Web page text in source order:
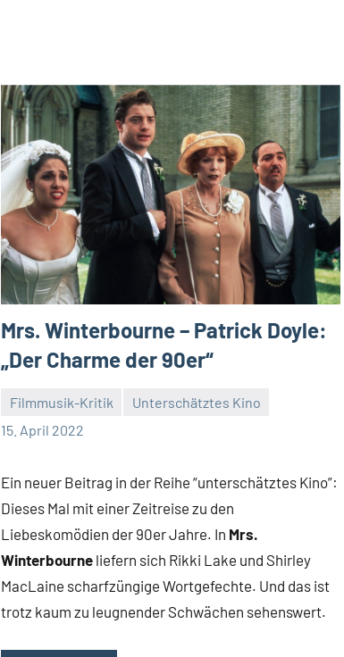
Mrs. Winterbourne – Patrick Doyle:
„Der Charme der 90er“
Filmmusik-Kritik
Unterschätztes Kino
15. April 2022
Mike
Keine
Ein neuer Beitrag in der Reihe “unterschätztes Kino”:
Dieses Mal mit einer Zeitreise zu den
Liebeskomödien der 90er Jahre. In Mrs.
Winterbourne liefern sich Rikki Lake und Shirley
MacLaine scharfzüngige Wortgefechte. Und das ist
trotz kaum zu leugnender Schwächen sehenswert.